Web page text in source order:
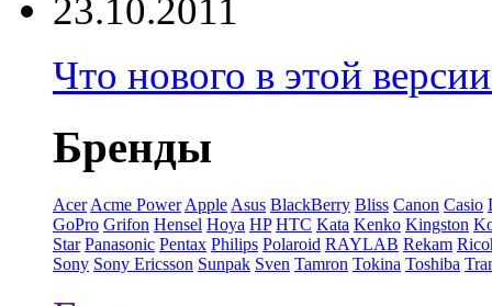
23.10.2011
Что нового в этой
Бренды
Acer Acme Power Apple Asus BlackBerry Bliss Canon Casio
GoPro Grifon Hensel Hoya HP HTC Kata Kenko Kingston
Star Panasonic Pentax Philips Polaroid RAYLAB Rekam
Sony Sony Ericsson Sunpak Sven Tamron Tokina Toshiba